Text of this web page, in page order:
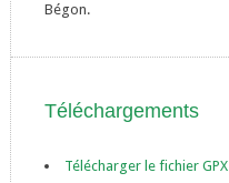
Bégon.
Téléchargements
Télécharger le fichier GPX